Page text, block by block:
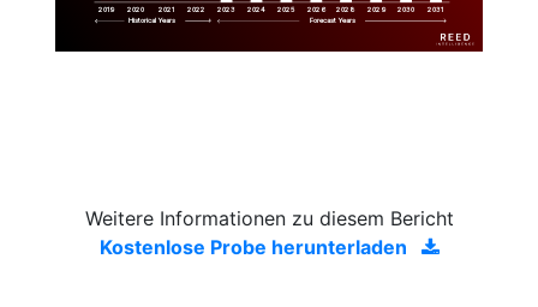
2019 2020 2021 2022 2023 2024 2025 2026 2028 2029 2030 2031
Historical Years Forecast Years
Weitere Informationen zu diesem Bericht
Kostenlose Probe herunterladen